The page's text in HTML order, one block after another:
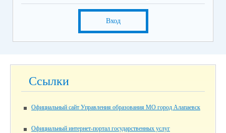
Вход
Ссылки
Официальный сайт Управления образования МО город Алапаевск
Официальный интернет-портал государственных услуг